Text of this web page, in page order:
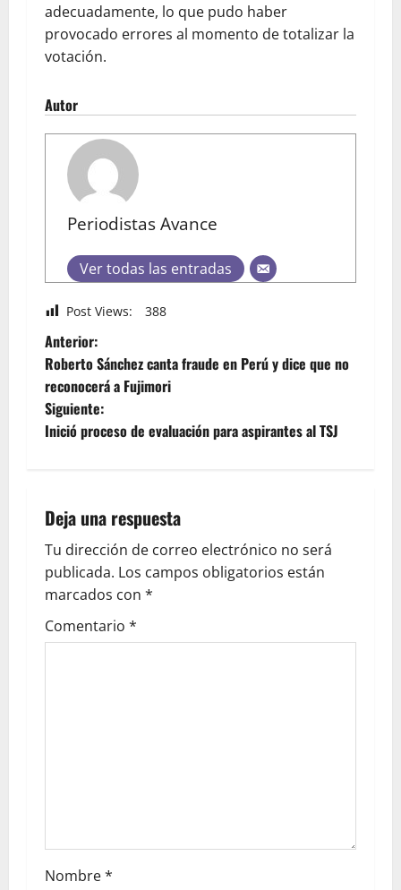
adecuadamente, lo que pudo haber
provocado errores al momento de totalizar la
votación.
Autor
Periodistas Avance
Ver todas las entradas
Post Views: 388
Anterior:
Roberto Sánchez canta fraude en Perú y dice que no
reconocerá a Fujimori
Siguiente:
Inició proceso de evaluación para aspirantes al TSJ
Deja una respuesta
Tu dirección de correo electrónico no será
publicada. Los campos obligatorios están
marcados con *
Comentario *
Nombre*